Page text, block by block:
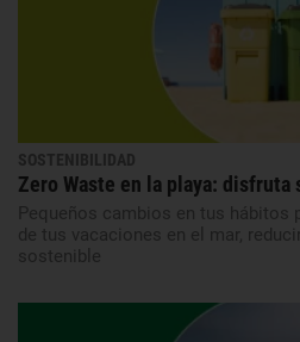
SOSTENIBILIDAD
Zero Waste en la playa: disfruta
Pequeños cambios en tus hábitos
de tus vacaciones en el mar,
sostenible